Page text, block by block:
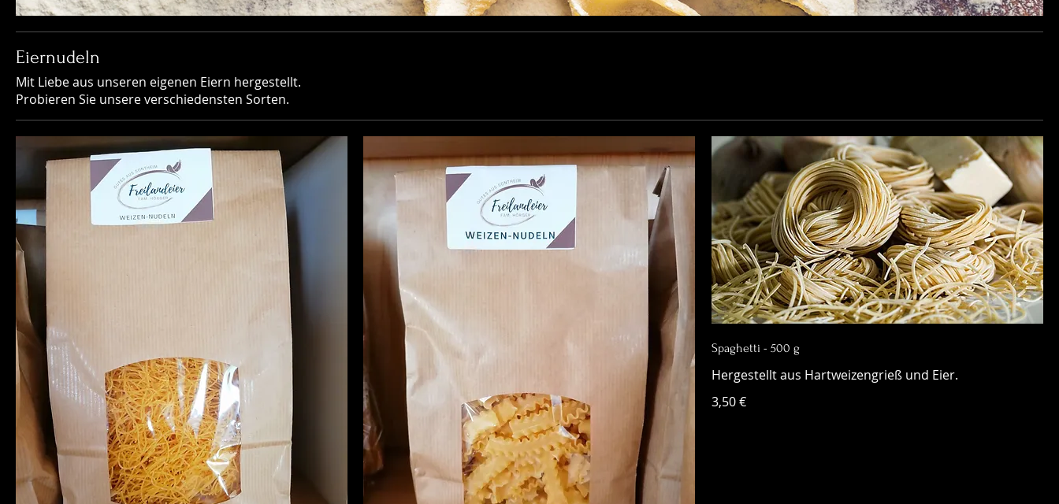
Eiernudeln
Mit Liebe aus unseren eigenen Eiern hergestellt.
Probieren Sie unsere verschiedensten Sorten.
Spaghetti - 500 g
Hergestellt aus Hartweizengrieß und Eier.
3,50 €